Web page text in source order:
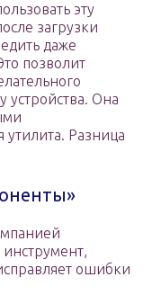
эту
загрузки
даже
позволит
Она
Разница
ошибки